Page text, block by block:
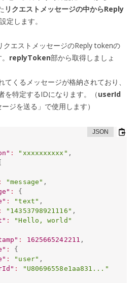
リクエストメッセージの中からReply
定します。
クエストメッセージのReply tokenの
replyToken部から取得しましょ
てくるメッセージが格納されており、
を特定するIDになります。（userId
ジを送る」で使用します）
: "xxxxxxxxxx" ,
[
: "message" ,
:
{
: "text" ,
: "14353798921116" ,
:
"Hello, world"
: 1625665242211 ,
:
{
: "user" ,
:
"U80696558e1aa831..."